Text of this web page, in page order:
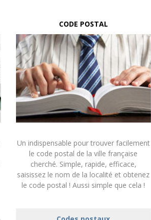
CODE POSTAL
Un indispensable pour trouver facilement
le code postal de la ville française
cherché. Simple, rapide, efficace,
saisissez le nom de la localité et obtenez
le code postal ! Aussi simple que cela !